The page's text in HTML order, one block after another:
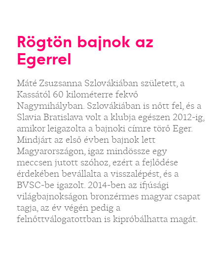
Rögtön bajnok az
Egerrel
Máté Zsuzsanna Szlovákiában született, a
Kassától 60 kilométerre fekvő
Nagymihályban. Szlovákiában is nőtt fel, és a
Slavia Bratislava volt a klubja egészen 2012-ig,
amikor leigazolta a bajnoki címre törő Eger.
Mindjárt az első évben bajnok lett
Magyarországon, igaz mindössze egy
meccsen jutott szóhoz, ezért a fejlődése
érdekében bevállalta a visszalépést, és a
BVSC-be igazolt. 2014-ben az ifjúsági
világbajnokságon bronzérmes magyar csapat
tagja, az év végén pedig a
felnőttválogatottban is kipróbálhatta magát.